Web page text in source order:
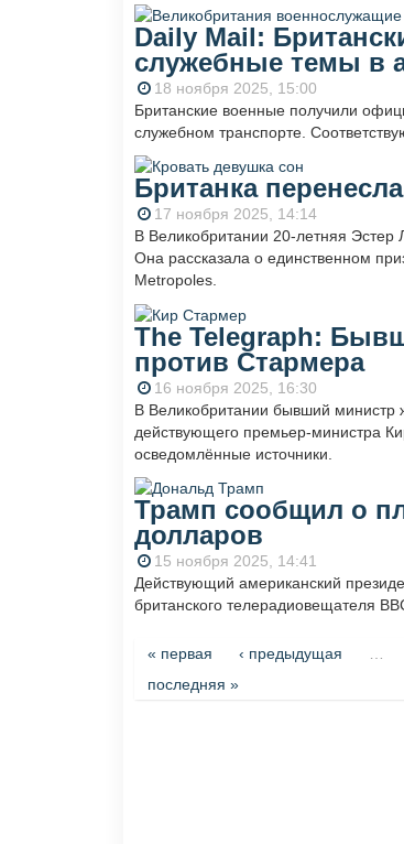
Daily Mail:
служебные темы в
18 ноября 2025, 15:00
Британские военные получили
служебном транспорте.
Британка
17 ноября 2025, 14:14
В Великобритании 20-летняя Эстер
Она рассказала о единственном
Metropoles.
The Telegraph:
против Стармера
16 ноября 2025, 16:30
В Великобритании бывший министр
действующего премьер-министра
осведомлённые источники.
Трамп сообщил о
долларов
15 ноября 2025, 14:41
Действующий американский
британского телерадиовещателя
Страницы
« первая ‹ предыдущая
последняя »